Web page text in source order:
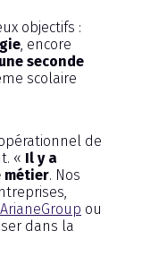
objectifs :
, encore
seconde
scolaire
de
« Il y a
métier. Nos
ArianeGroup ou
dans la